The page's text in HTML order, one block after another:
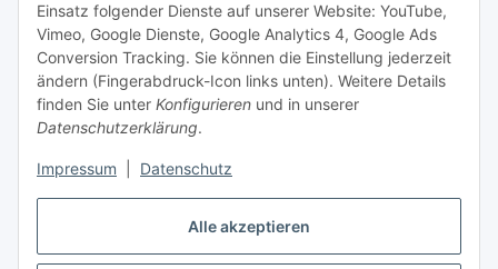
Alle akzeptieren
Einsatz folgender Dienste auf unserer Website: YouTube,
Vimeo, Google Dienste, Google Analytics 4, Google Ads
Conversion Tracking. Sie können die Einstellung jederzeit
ändern (Fingerabdruck-Icon links unten). Weitere Details
finden Sie unter Konfigurieren und in unserer
Datenschutzerklärung.
Impressum Datenschutz
Vorkasse per Überweisung
Zahlung per PayPal
Zahlung per Google Pay (PayPal)
Zahlung per Apple Pay (PayPal)
Zahlung per amazon payments
FAQ
Weitere Informationen